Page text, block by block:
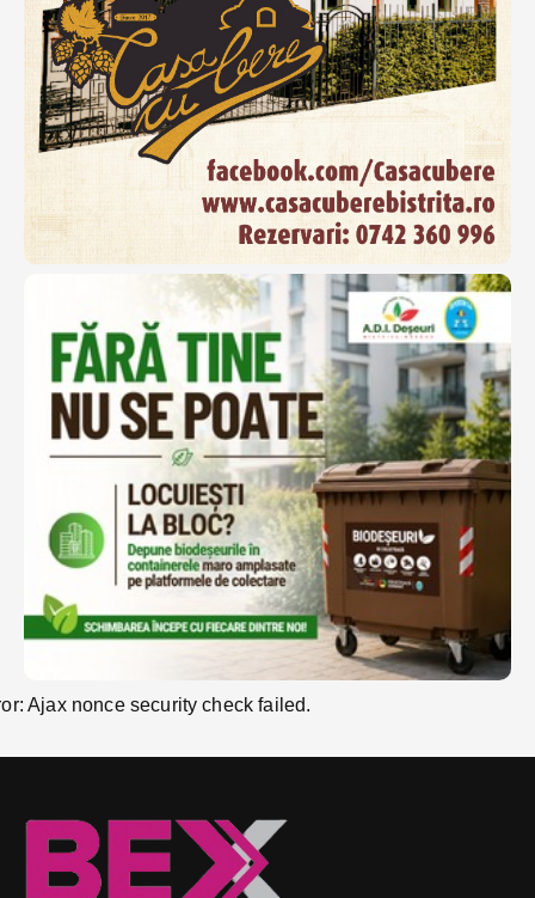
Ajax nonce security check failed.